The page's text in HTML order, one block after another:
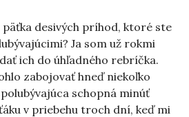
päťka desivých príhod, ktoré ste
Ja som už rokmi
ich do úhľadného rebríčka.
zabojovať hneď niekoľko
schopná minúť
v priebehu troch dní, keď mi